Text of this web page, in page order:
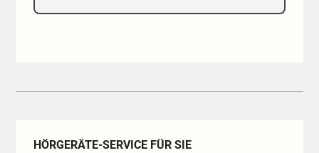
HÖRGERÄTE-SERVICE FÜR SIE